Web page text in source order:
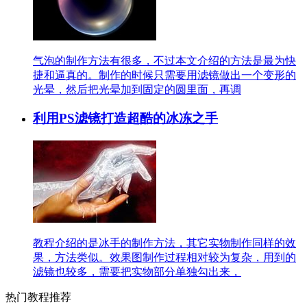
气泡的制作方法有很多，不过本文介绍的方法是最为快
捷和逼真的。制作的时候只需要用滤镜做出一个变形的
光晕，然后把光晕加到固定的圆里面，再调
利用PS滤镜打造超酷的冰冻之手
教程介绍的是冰手的制作方法，其它实物制作同样的效
果，方法类似。效果图制作过程相对较为复杂，用到的
滤镜也较多，需要把实物部分单独勾出来，
热门教程推荐